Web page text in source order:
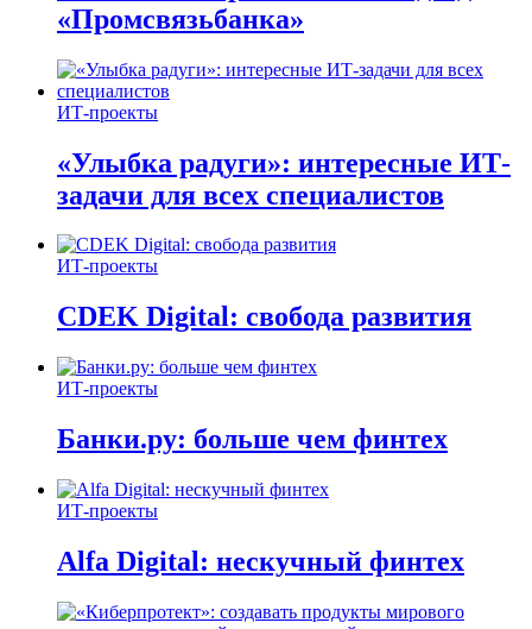
«Промсвязьбанка»
ИТ-проекты
«Улыбка радуги»: интересные ИТ-
задачи для всех специалистов
ИТ-проекты
CDEK Digital: свобода развития
ИТ-проекты
Банки.ру: больше чем финтех
ИТ-проекты
Alfa Digital: нескучный финтех